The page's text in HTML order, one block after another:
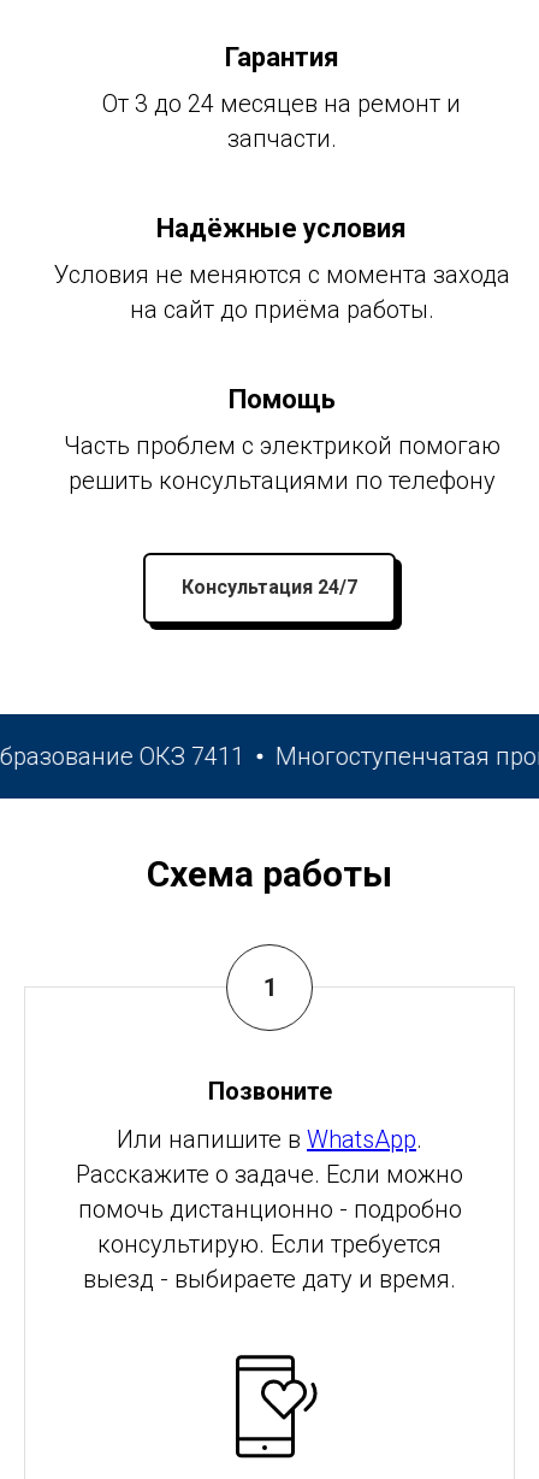
Гарантия
От 3 до 24 месяцев на ремонт и
запчасти.
Надёжные условия
Условия не меняются с момента захода
на сайт до приёма работы.
Помощь
Часть проблем с электрикой помогаю
решить консультациями по телефону
Консультация 24/7
ОКЗ 7411 Многоступенчатая
Схема работы
Позвоните
Или напишите в WhatsApp.
Расскажите о задаче. Если можно
помочь дистанционно - подробно
консультирую. Если требуется
выезд - выбираете дату и время.